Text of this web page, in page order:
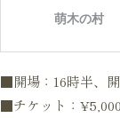
■開場：16時半、
■チケット：